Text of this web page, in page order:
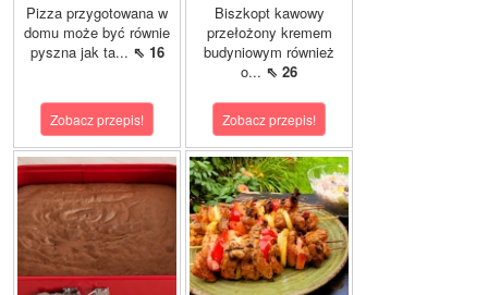
Pizza przygotowana w
domu może być równie
pyszna jak ta... ⇖ 16
Zobacz przepis!
Biszkopt kawowy
przełożony kremem
budyniowym również
o... ⇖ 26
Zobacz przepis!